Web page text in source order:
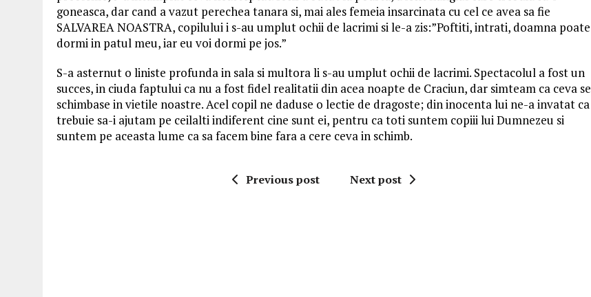
goneasca, dar cand a vazut perechea tanara si, mai ales femeia insarcinata cu cel ce avea sa fie
SALVAREA NOASTRA, copilului i s-au umplut ochii de lacrimi si le-a zis:”Poftiti, intrati, doamna poate
dormi in patul meu, iar eu voi dormi pe jos.”
S-a asternut o liniste profunda in sala si multora li s-au umplut ochii de lacrimi. Spectacolul a fost un
succes, in ciuda faptului ca nu a fost fidel realitatii din acea noapte de Craciun, dar simteam ca ceva se
schimbase in vietile noastre. Acel copil ne daduse o lectie de dragoste; din inocenta lui ne-a invatat ca
trebuie sa-i ajutam pe ceilalti indiferent cine sunt ei, pentru ca toti suntem copiii lui Dumnezeu si
suntem pe aceasta lume ca sa facem bine fara a cere ceva in schimb.
Previous post Next post